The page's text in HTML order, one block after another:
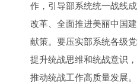
作，引导部系统统一战线
改革、全面推进美丽中国
献策。要压实部系统各级
提升统战思维和统战意识
推动统战工作高质量发展。